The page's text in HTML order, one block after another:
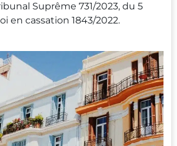
Suprême 731/2023, du 5
en cassation 1843/2022.